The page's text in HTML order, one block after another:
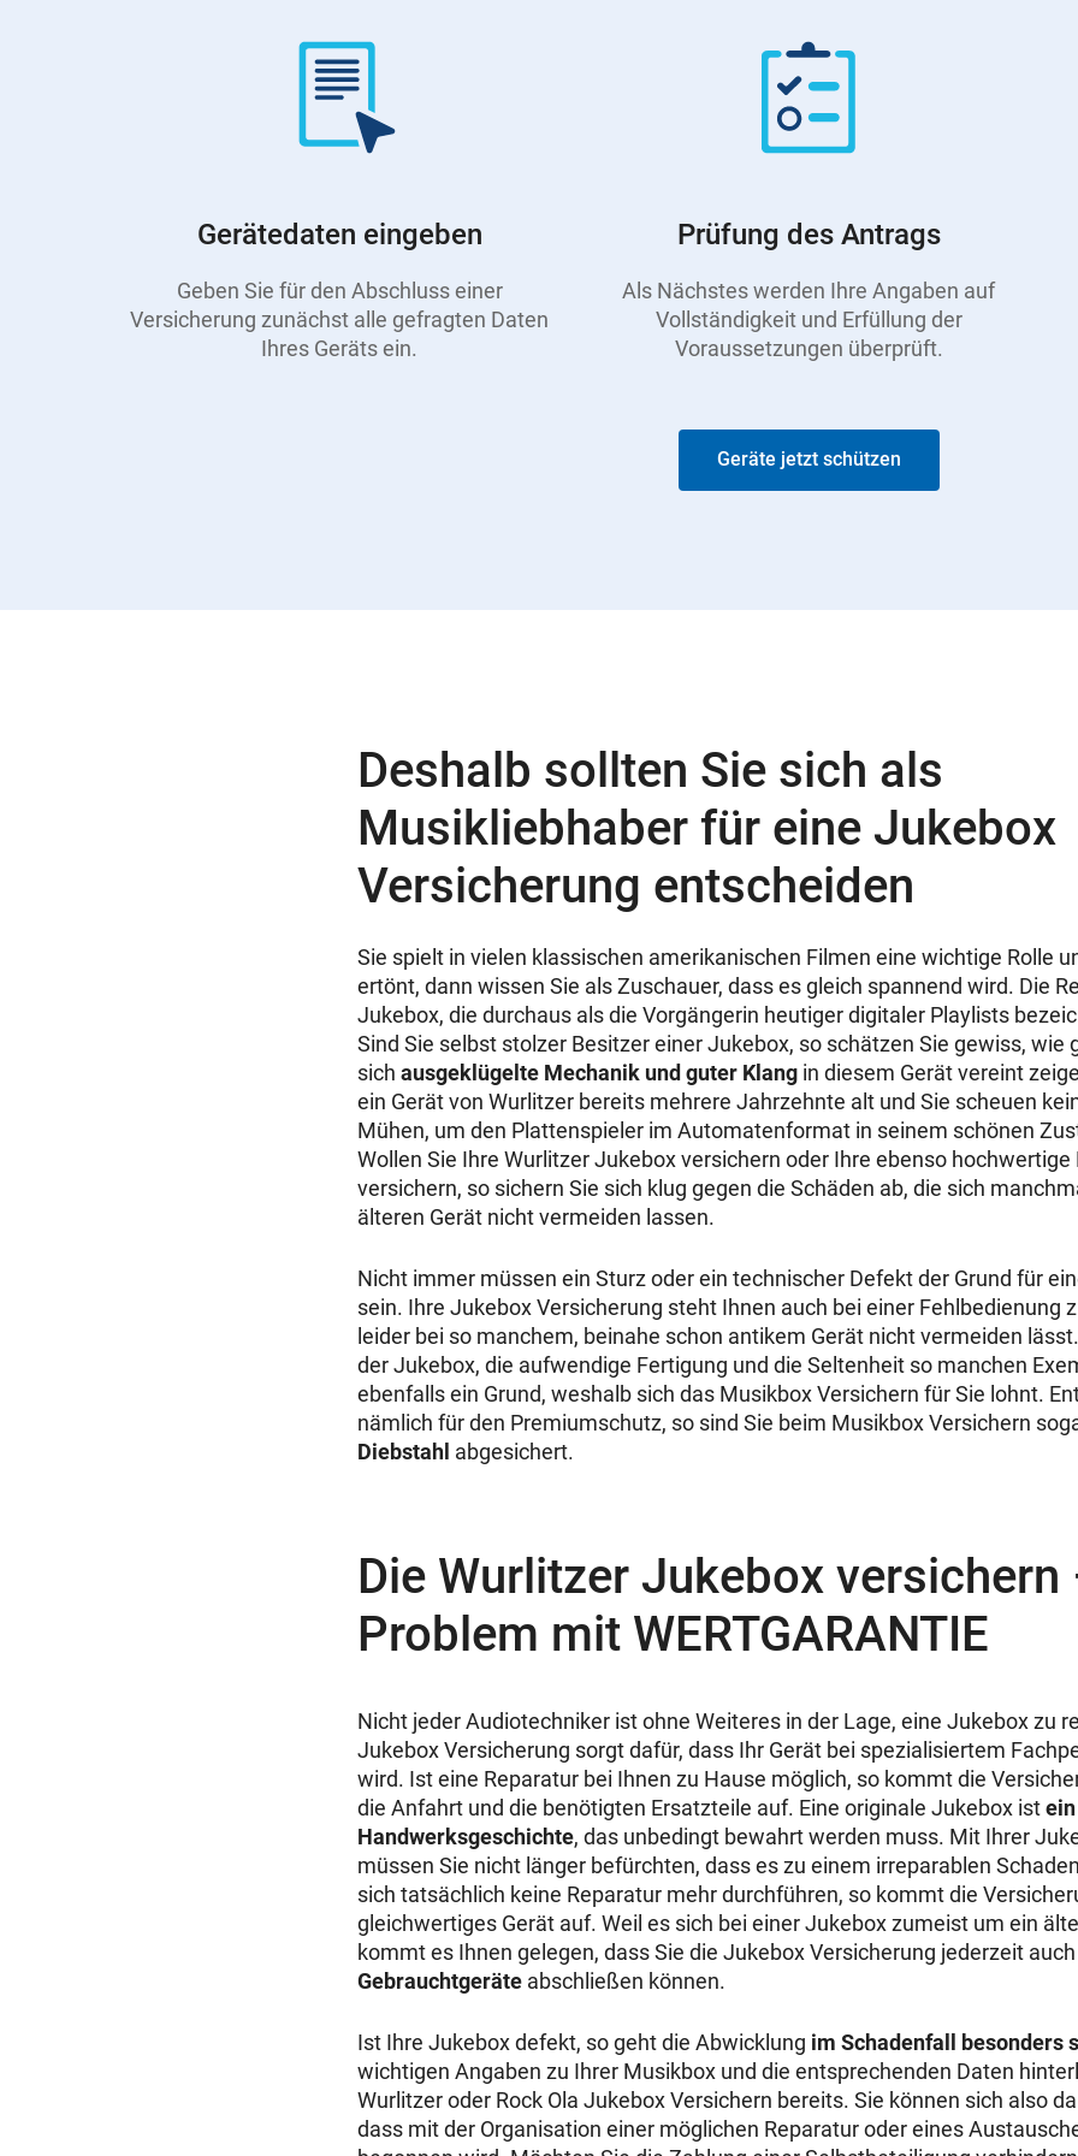
Gerätedaten eingeben
Geben Sie für den Abschluss einer
Versicherung zunächst alle gefragten Daten
Ihres Geräts ein.
Prüfung des Antrags
Als Nächstes werden Ihre Angaben auf
Vollständigkeit und Erfüllung der
Voraussetzungen überprüft.
Geräte jetzt schützen
Deshalb sollten Sie sich als
Musikliebhaber für eine Jukebox
Versicherung entscheiden
Sie spielt in vielen klassischen amerikanischen Filmen eine wichtige Rolle
ertönt, dann wissen Sie als Zuschauer, dass es gleich spannend wird. Die
Jukebox, die durchaus als die Vorgängerin heutiger digitaler Playlists
Sind Sie selbst stolzer Besitzer einer Jukebox, so schätzen Sie gewiss, wie
sich ausgeklügelte Mechanik und guter Klang in diesem Gerät vereint
ein Gerät von Wurlitzer bereits mehrere Jahrzehnte alt und Sie scheuen
Mühen, um den Plattenspieler im Automatenformat in seinem schönen
Wollen Sie Ihre Wurlitzer Jukebox versichern oder Ihre ebenso hochwertige
versichern, so sichern Sie sich klug gegen die Schäden ab, die sich
älteren Gerät nicht vermeiden lassen.
Nicht immer müssen ein Sturz oder ein technischer Defekt der Grund für
sein. Ihre Jukebox Versicherung steht Ihnen auch bei einer Fehlbedienung
leider bei so manchem, beinahe schon antikem Gerät nicht vermeiden
der Jukebox, die aufwendige Fertigung und die Seltenheit so manchen
ebenfalls ein Grund, weshalb sich das Musikbox Versichern für Sie lohnt.
nämlich für den Premiumschutz, so sind Sie beim Musikbox Versichern
Diebstahl abgesichert.
Die Wurlitzer Jukebox versichern
Problem mit WERTGARANTIE
Nicht jeder Audiotechniker ist ohne Weiteres in der Lage, eine Jukebox zu
Jukebox Versicherung sorgt dafür, dass Ihr Gerät bei spezialisiertem
wird. Ist eine Reparatur bei Ihnen zu Hause möglich, so kommt die
die Anfahrt und die benötigten Ersatzteile auf. Eine originale Jukebox ist
Handwerksgeschichte, das unbedingt bewahrt werden muss. Mit Ihrer
müssen Sie nicht länger befürchten, dass es zu einem irreparablen
sich tatsächlich keine Reparatur mehr durchführen, so kommt die
gleichwertiges Gerät auf. Weil es sich bei einer Jukebox zumeist um ein
kommt es Ihnen gelegen, dass Sie die Jukebox Versicherung jederzeit
Gebrauchtgeräte abschließen können.
Ist Ihre Jukebox defekt, so geht die Abwicklung im Schadenfall besonders
wichtigen Angaben zu Ihrer Musikbox und die entsprechenden Daten
Wurlitzer oder Rock Ola Jukebox Versichern bereits. Sie können sich also
dass mit der Organisation einer möglichen Reparatur oder eines